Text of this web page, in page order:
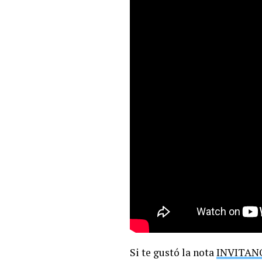
Si te gustó la nota